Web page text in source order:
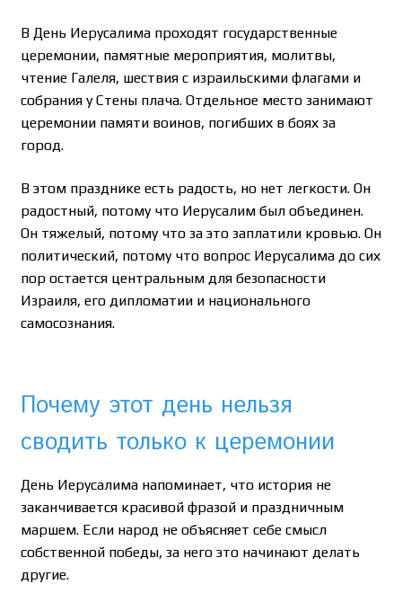
В День Иерусалима проходят государственные
церемонии, памятные мероприятия, молитвы,
чтение Галеля, шествия с израильскими флагами и
собрания у Стены плача. Отдельное место занимают
церемонии памяти воинов, погибших в боях за
город.
В этом празднике есть радость, но нет легкости. Он
радостный, потому что Иерусалим был объединен.
Он тяжелый, потому что за это заплатили кровью. Он
политический, потому что вопрос Иерусалима до сих
пор остается центральным для безопасности
Израиля, его дипломатии и национального
самосознания.
Почему этот день нельзя
сводить только к церемонии
День Иерусалима напоминает, что история не
заканчивается красивой фразой и праздничным
маршем. Если народ не объясняет себе смысл
собственной победы, за него это начинают делать
другие.